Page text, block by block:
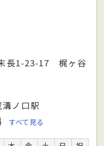
長1-23-17 梶ヶ谷
ノ口駅
すべて見る